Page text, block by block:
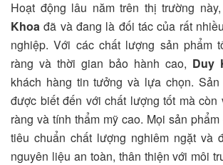
Hoạt động lâu năm trên thị trường này,
Khoa đã và đang là đối tác của rất
nghiệp. Với các chất lượng sản phẩm
ràng và thời gian bảo hành cao, Duy
khách hàng tin tưởng và lựa chọn.
được biết đến với chất lượng tốt mà còn
ràng và tính thẩm mỹ cao. Mọi sản
tiêu chuẩn chất lượng nghiêm ngặt và
nguyên liệu an toàn, thân thiện với môi